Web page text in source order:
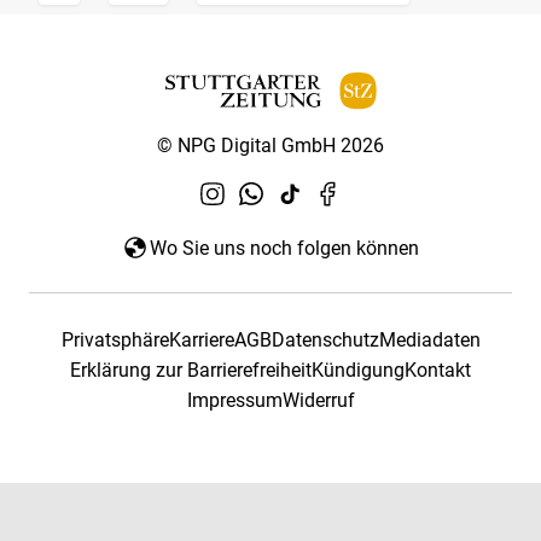
© NPG Digital GmbH 2026
Wo Sie uns noch folgen können
PrivatsphäreKarriereAGBDatenschutzMediadaten
Erklärung zur BarrierefreiheitKündigungKontakt
ImpressumWiderruf